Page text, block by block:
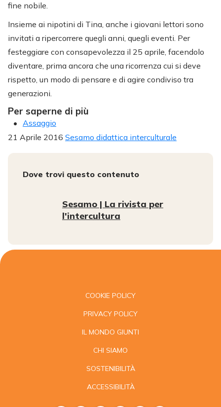
fine nobile.
Insieme ai nipotini di Tina, anche i giovani lettori sono
invitati a ripercorrere quegli anni, quegli eventi. Per
festeggiare con consapevolezza il 25 aprile, facendolo
diventare, prima ancora che una ricorrenza cui si deve
rispetto, un modo di pensare e di agire condiviso tra
generazioni.
Per saperne di più
Assaggio
21 Aprile 2016 Sesamo didattica interculturale
Dove trovi questo contenuto
Sesamo | La rivista per
l'intercultura
COOKIE POLICY
PRIVACY POLICY
IL MONDO GIUNTI
CHI SIAMO
SOSTENIBILITÀ
ACCESSIBILITÀ